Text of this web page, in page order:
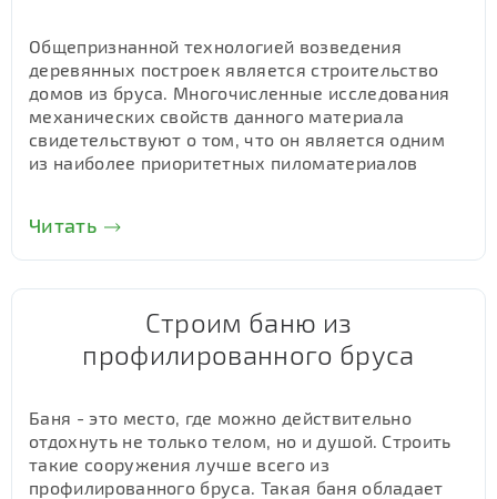
Общепризнанной технологией возведения
деревянных построек является строительство
домов из бруса. Многочисленные исследования
механических свойств данного материала
свидетельствуют о том, что он является одним
из наиболее приоритетных пиломатериалов
Читать
Строим баню из
профилированного бруса
Баня - это место, где можно действительно
отдохнуть не только телом, но и душой. Строить
такие сооружения лучше всего из
профилированного бруса. Такая баня обладает